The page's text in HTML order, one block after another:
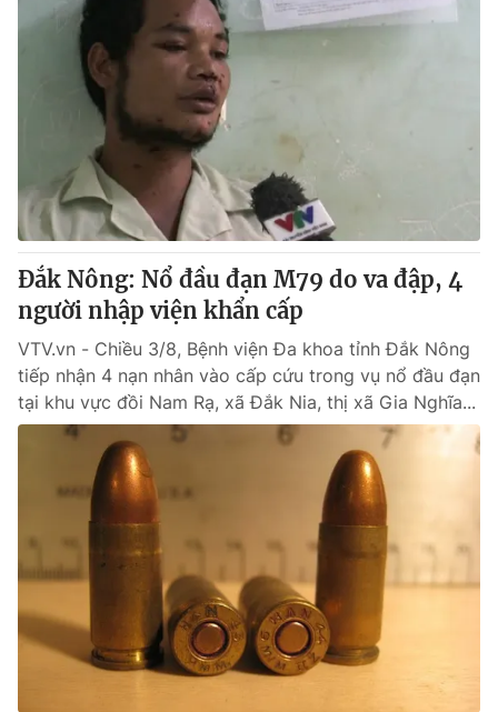
Đắk Nông: Nổ đầu đạn M79 do va đập, 4
người nhập viện khẩn cấp
VTV.vn - Chiều 3/8, Bệnh viện Đa khoa tỉnh Đắk Nông
tiếp nhận 4 nạn nhân vào cấp cứu trong vụ nổ đầu đạn
tại khu vực đồi Nam Rạ, xã Đắk Nia, thị xã Gia Nghĩa...